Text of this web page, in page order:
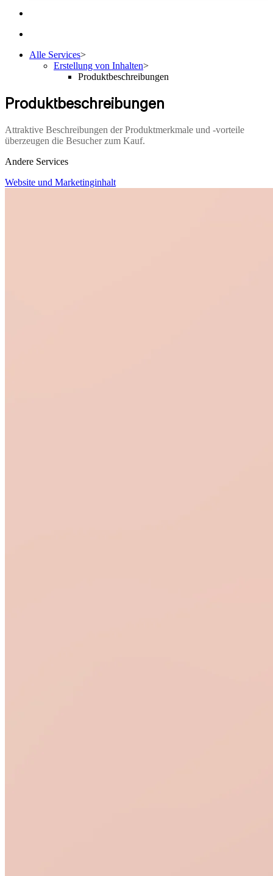
Alle Services>
Erstellung von Inhalten>
Produktbeschreibungen
Produktbeschreibungen
Attraktive Beschreibungen der Produktmerkmale und -vorteile
überzeugen die Besucher zum Kauf.
Andere Services
Website und Marketinginhalt